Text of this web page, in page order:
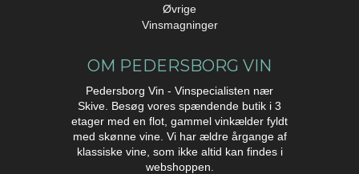
Øvrige
Vinsmagninger
OM PEDERSBORG VIN
Pedersborg Vin - Vinspecialisten nær
Skive. Besøg vores spændende butik i 3
etager med en flot, gammel vinkælder fyldt
med skønne vine. Vi har ældre årgange af
klassiske vine, som ikke altid kan findes i
webshoppen.